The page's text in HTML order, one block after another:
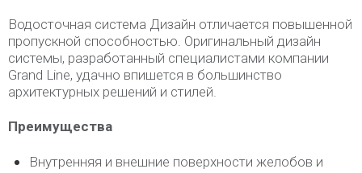
Водосточная система Дизайн отличается повышенной
пропускной способностью. Оригинальный дизайн
системы, разработанный специалистами компании
Grand Line, удачно впишется в большинство
архитектурных решений и стилей.
Преимущества
Внутренняя и внешние поверхности желобов и